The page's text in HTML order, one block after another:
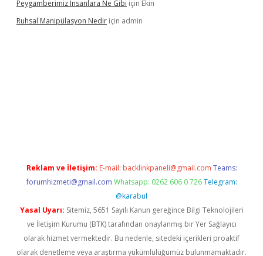
Peygamberimiz Insanlara Ne Gibi için Ekin
Ruhsal Manipülasyon Nedir için admin
Reklam ve İletişim: E-mail: backlinkpaneli@gmail.com Teams:
forumhizmeti@gmail.com Whatsapp: 0262 606 0 726 Telegram:
@karabul
Yasal Uyarı: Sitemiz, 5651 Sayılı Kanun gereğince Bilgi Teknolojileri
ve İletişim Kurumu (BTK) tarafından onaylanmış bir Yer Sağlayıcı
olarak hizmet vermektedir. Bu nedenle, sitedeki içerikleri proaktif
olarak denetleme veya araştırma yükümlülüğümüz bulunmamaktadır.